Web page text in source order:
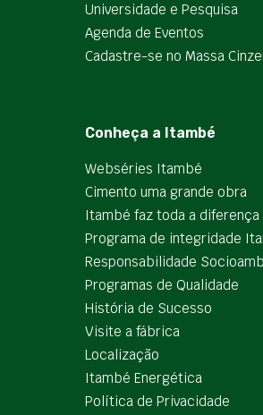
Universidade e Pesquisa
Agenda de Eventos
Cadastre-se no Massa
Conheça a Itambé
Webséries Itambé
Cimento uma grande obra
Itambé faz toda a diferença
Programa de integridade
Responsabilidade
Programas de Qualidade
História de Sucesso
Visite a fábrica
Localização
Itambé Energética
Política de Privacidade